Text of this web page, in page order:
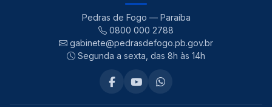
Pedras de Fogo — Paraíba
0800 000 2788
gabinete@pedrasdefogo.pb.gov.br
Segunda a sexta, das 8h às 14h